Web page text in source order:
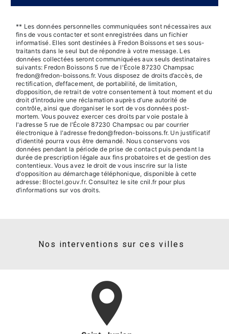
** Les données personnelles communiquées sont nécessaires aux
fins de vous contacter et sont enregistrées dans un fichier
informatisé. Elles sont destinées à Fredon Boissons et ses sous-
traitants dans le seul but de répondre à votre message. Les
données collectées seront communiquées aux seuls destinataires
suivants: Fredon Boissons 5 rue de l'École 87230 Champsac
fredon@fredon-boissons.fr. Vous disposez de droits d’accès, de
rectification, d’effacement, de portabilité, de limitation,
d’opposition, de retrait de votre consentement à tout moment et du
droit d’introduire une réclamation auprès d’une autorité de
contrôle, ainsi que d’organiser le sort de vos données post-
mortem. Vous pouvez exercer ces droits par voie postale à
l'adresse 5 rue de l'École 87230 Champsac ou par courrier
électronique à l'adresse fredon@fredon-boissons.fr. Un justificatif
d'identité pourra vous être demandé. Nous conservons vos
données pendant la période de prise de contact puis pendant la
durée de prescription légale aux fins probatoires et de gestion des
contentieux. Vous avez le droit de vous inscrire sur la liste
d'opposition au démarchage téléphonique, disponible à cette
adresse: Bloctel.gouv.fr. Consultez le site cnil.fr pour plus
d’informations sur vos droits.
Nos interventions sur ces villes